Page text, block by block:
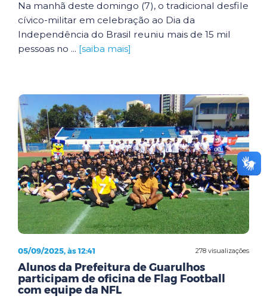
Na manhã deste domingo (7), o tradicional desfile
cívico-militar em celebração ao Dia da
Independência do Brasil reuniu mais de 15 mil
pessoas no ... [saiba mais]
278 visualizações
05/09/2025, às 12:41
Alunos da Prefeitura de Guarulhos
participam de oficina de Flag Football
com equipe da NFL